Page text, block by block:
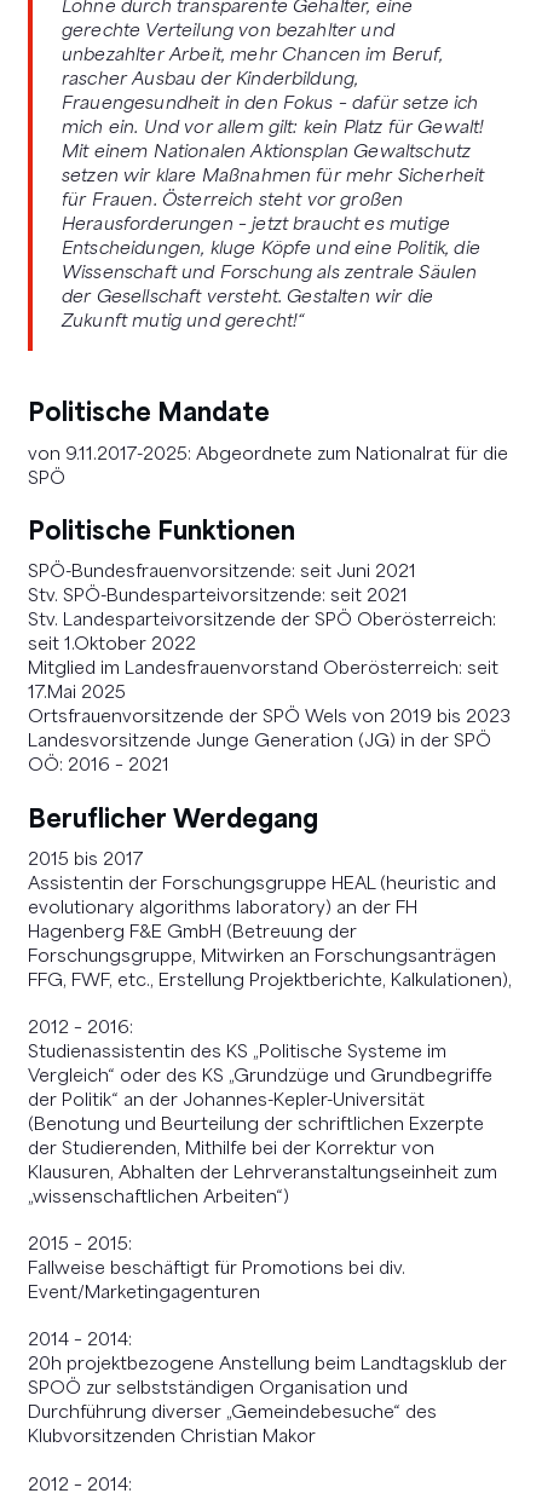
Löhne durch transparente Gehälter, eine
gerechte Verteilung von bezahlter und
unbezahlter Arbeit, mehr Chancen im Beruf,
rascher Ausbau der Kinderbildung,
Frauengesundheit in den Fokus – dafür setze ich
mich ein. Und vor allem gilt: kein Platz für Gewalt!
Mit einem Nationalen Aktionsplan Gewaltschutz
setzen wir klare Maßnahmen für mehr Sicherheit
für Frauen. Österreich steht vor großen
Herausforderungen – jetzt braucht es mutige
Entscheidungen, kluge Köpfe und eine Politik, die
Wissenschaft und Forschung als zentrale Säulen
der Gesellschaft versteht. Gestalten wir die
Zukunft mutig und gerecht!“
Politische Mandate
von 9.11.2017-2025: Abgeordnete zum Nationalrat für die
SPÖ
Politische Funktionen
SPÖ-Bundesfrauenvorsitzende: seit Juni 2021
Stv. SPÖ-Bundesparteivorsitzende: seit 2021
Stv. Landesparteivorsitzende der SPÖ Oberösterreich:
seit 1.Oktober 2022
Mitglied im Landesfrauenvorstand Oberösterreich: seit
17.Mai 2025
Ortsfrauenvorsitzende der SPÖ Wels von 2019 bis 2023
Landesvorsitzende Junge Generation (JG) in der SPÖ
OÖ: 2016 – 2021
Beruflicher Werdegang
2015 bis 2017
Assistentin der Forschungsgruppe HEAL (heuristic and
evolutionary algorithms laboratory) an der FH
Hagenberg F&E GmbH (Betreuung der
Forschungsgruppe, Mitwirken an Forschungsanträgen
FFG, FWF, etc., Erstellung Projektberichte, Kalkulationen),
2012 – 2016:
Studienassistentin des KS „Politische Systeme im
Vergleich“ oder des KS „Grundzüge und Grundbegriffe
der Politik“ an der Johannes-Kepler-Universität
(Benotung und Beurteilung der schriftlichen Exzerpte
der Studierenden, Mithilfe bei der Korrektur von
Klausuren, Abhalten der Lehrveranstaltungseinheit zum
„wissenschaftlichen Arbeiten“)
2015 – 2015:
Fallweise beschäftigt für Promotions bei div.
Event/Marketingagenturen
2014 – 2014:
20h projektbezogene Anstellung beim Landtagsklub der
SPOÖ zur selbstständigen Organisation und
Durchführung diverser „Gemeindebesuche“ des
Klubvorsitzenden Christian Makor
2012 – 2014: